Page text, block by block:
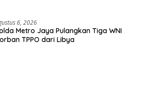
6, 2026
Metro Jaya Pulangkan Tiga WNI
TPPO dari Libya